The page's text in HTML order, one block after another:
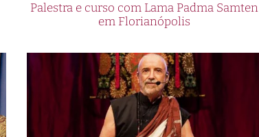
Palestra e curso com Lama Padma Samten
em Florianópolis